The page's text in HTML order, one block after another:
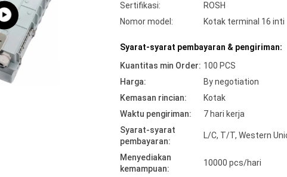
Sertifikasi:
ROSH
Nomor model:
Kotak terminal 16 inti
Syarat-syarat pembayaran & pengiriman:
Kuantitas min Order: 100 PCS
Harga:
By negotiation
Kemasan rincian:
Kotak
Waktu pengiriman:
7 hari kerja
Syarat-syarat
pembayaran:
L/C, T/T, Western
Menyediakan
kemampuan:
10000 pcs/hari